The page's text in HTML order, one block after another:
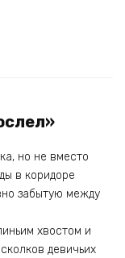
но не вместо
в коридоре
забытую между
хвостом и
девичьих